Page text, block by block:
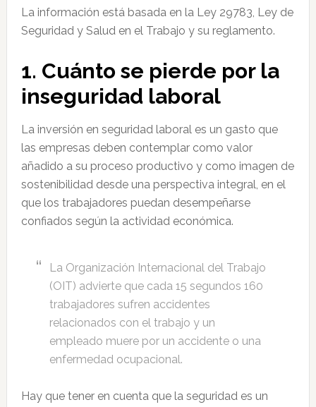
La información está basada en la Ley 29783, Ley de
Seguridad y Salud en el Trabajo y su reglamento.
1. Cuánto se pierde por la
inseguridad laboral
La inversión en seguridad laboral es un gasto que
las empresas deben contemplar como valor
añadido a su proceso productivo y como imagen de
sostenibilidad desde una perspectiva integral, en el
que los trabajadores puedan desempeñarse
confiados según la actividad económica.
La Organización Internacional del Trabajo
(OIT) advierte que cada 15 segundos 160
trabajadores sufren accidentes
relacionados con el trabajo y un
empleado muere por un accidente o una
enfermedad ocupacional.
Hay que tener en cuenta que la seguridad es un